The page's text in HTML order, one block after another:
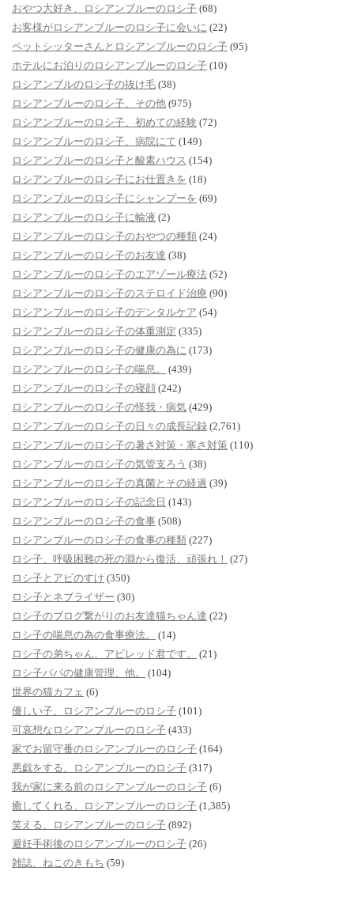
おやつ大好き、ロシアンブルーのロシ子 (68)
お客様がロシアンブルーのロシ子に会いに (22)
ペットシッターさんとロシアンブルーのロシ子 (95)
ホテルにお泊りのロシアンブルーのロシ子 (10)
ロシアンブルのロシ子の抜け毛 (38)
ロシアンブルーのロシ子、その他 (975)
ロシアンブルーのロシ子、初めての経験 (72)
ロシアンブルーのロシ子、病院にて (149)
ロシアンブルーのロシ子と酸素ハウス (154)
ロシアンブルーのロシ子にお仕置きを (18)
ロシアンブルーのロシ子にシャンプーを (69)
ロシアンブルーのロシ子に輸液 (2)
ロシアンブルーのロシ子のおやつの種類 (24)
ロシアンブルーのロシ子のお友達 (38)
ロシアンブルーのロシ子のエアゾール療法 (52)
ロシアンブルーのロシ子のステロイド治療 (90)
ロシアンブルーのロシ子のデンタルケア (54)
ロシアンブルーのロシ子の体重測定 (335)
ロシアンブルーのロシ子の健康の為に (173)
ロシアンブルーのロシ子の喘息。
(439)
ロシアンブルーのロシ子の寝顔 (242)
ロシアンブルーのロシ子の怪我・病気 (429)
ロシアンブルーのロシ子の日々の成長記録 (2,761)
ロシアンブルーのロシ子の暑さ対策・寒さ対策 (110)
ロシアンブルーのロシ子の気管支ろう (38)
ロシアンブルーのロシ子の真菌とその経過 (39)
ロシアンブルーのロシ子の記念日 (143)
ロシアンブルーのロシ子の食事 (508)
ロシアンブルーのロシ子の食事の種類 (227)
ロシ子、呼吸困難の死の淵から復活、頑張れ！ (27)
ロシ子とアビのすけ (350)
ロシ子とネブライザー (30)
ロシ子のブログ繋がりのお友達猫ちゃん達 (22)
ロシ子の喘息の為の食事療法。
(14)
ロシ子の弟ちゃん、アビレッド君です。
(21)
ロシ子パパの健康管理、他。
(104)
世界の猫カフェ (6)
優しい子、ロシアンブルーのロシ子 (101)
可哀想なロシアンブルーのロシ子 (433)
家でお留守番のロシアンブルーのロシ子 (164)
悪戯をする、ロシアンブルーのロシ子 (317)
我が家に来る前のロシアンブルーのロシ子 (6)
癒してくれる、ロシアンブルーのロシ子 (1,385)
笑える、ロシアンブルーのロシ子 (892)
避妊手術後のロシアンブルーのロシ子 (26)
雑誌、ねこのきもち (59)